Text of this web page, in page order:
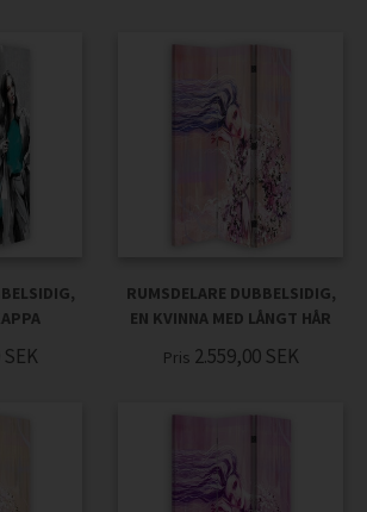
SEK
RUMSDELARE DUBBELSIDIG,
EN KVINNA MED LÅNGT HÅR
Pris 2.559,00 SEK